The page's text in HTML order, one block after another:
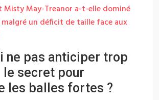
Misty May-Treanor a-t-elle dominé
un déficit de taille face aux
ne pas anticiper trop
secret pour
les balles fortes ?